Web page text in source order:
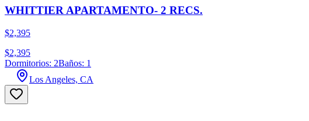
WHITTIER APARTAMENTO- 2 RECS.
$2,395
$2,395
Dormitorios: 2Baños: 1
Los Angeles, CA